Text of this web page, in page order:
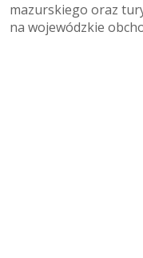
mazurskiego oraz
na wojewódzkie